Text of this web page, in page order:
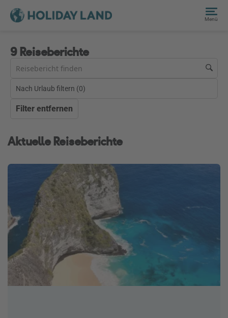
Menü
9 Reiseberichte
Nach Urlaub filtern (0)
Filter entfernen
Aktuelle Reiseberichte